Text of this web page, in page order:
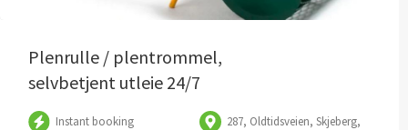
Plenrulle / plentrommel,
selvbetjent utleie 24/7
Instant booking
287, Oldtidsveien, Skjeberg,